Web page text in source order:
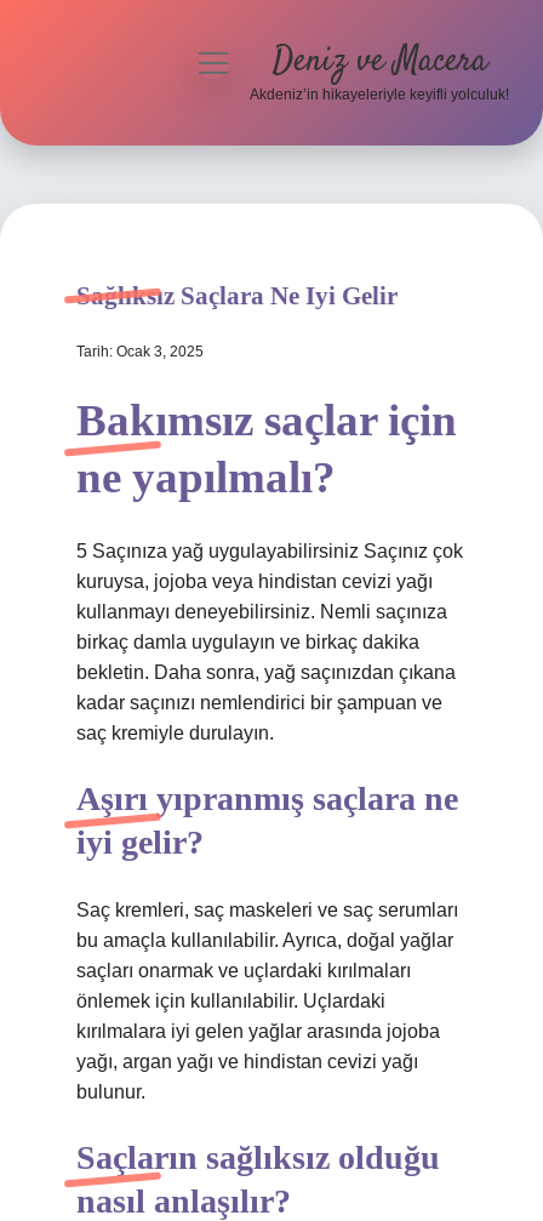
Hakkımızda
menüyü Deniz ve Macera
Akdeniz’in hikayeleriyle keyifli yolculuk!
Sağlıksız Saçlara Ne Iyi Gelir
Tarih: Ocak 3, 2025
Bakımsız saçlar için
ne yapılmalı?
5 Saçınıza yağ uygulayabilirsiniz Saçınız çok
kuruysa, jojoba veya hindistan cevizi yağı
kullanmayı deneyebilirsiniz. Nemli saçınıza
birkaç damla uygulayın ve birkaç dakika
bekletin. Daha sonra, yağ saçınızdan çıkana
kadar saçınızı nemlendirici bir şampuan ve
saç kremiyle durulayın.
Aşırı yıpranmış saçlara ne
iyi gelir?
Saç kremleri, saç maskeleri ve saç serumları
bu amaçla kullanılabilir. Ayrıca, doğal yağlar
saçları onarmak ve uçlardaki kırılmaları
önlemek için kullanılabilir. Uçlardaki
kırılmalara iyi gelen yağlar arasında jojoba
yağı, argan yağı ve hindistan cevizi yağı
bulunur.
Saçların sağlıksız olduğu
nasıl anlaşılır?